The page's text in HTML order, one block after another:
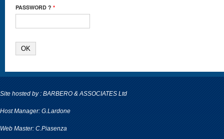
PASSWORD ? *
Site hosted by : BARBERO & ASSOCIATES Ltd
Host Manager: G.Lardone
Web Master: C.Piasenza